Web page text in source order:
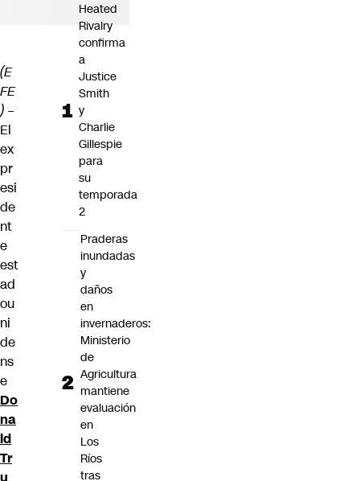
(E
FE
) –
El
ex
pr
esi
de
nt
e
est
ad
ou
ni
de
ns
e
Do
na
ld
Tr
Heated
Rivalry
confirma
a
Justice
Smith
y
Charlie
Gillespie
para
su
temporada
2
Praderas
inundadas
y
daños
en
invernaderos:
Ministerio
de
Agricultura
mantiene
evaluación
en
Los
Ríos
tras